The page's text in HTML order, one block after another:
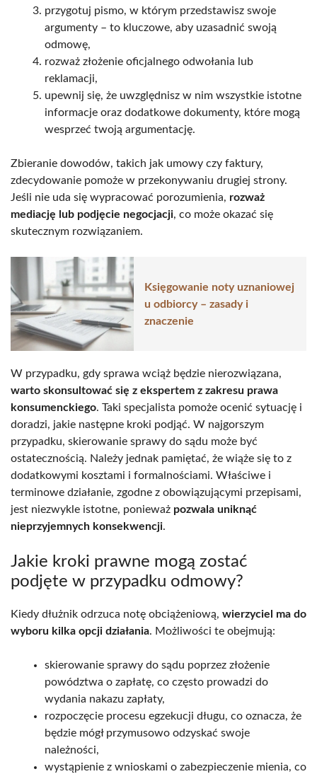
przygotuj pismo, w którym przedstawisz swoje
argumenty – to kluczowe, aby uzasadnić swoją
odmowę,
rozważ złożenie oficjalnego odwołania lub
reklamacji,
upewnij się, że uwzględnisz w nim wszystkie istotne
informacje oraz dodatkowe dokumenty, które mogą
wesprzeć twoją argumentację.
Zbieranie dowodów, takich jak umowy czy faktury,
zdecydowanie pomoże w przekonywaniu drugiej strony.
Jeśli nie uda się wypracować porozumienia, rozważ
mediację lub podjęcie negocjacji, co może okazać się
skutecznym rozwiązaniem.
Księgowanie noty uznaniowej
u odbiorcy – zasady i
znaczenie
W przypadku, gdy sprawa wciąż będzie nierozwiązana,
warto skonsultować się z ekspertem z zakresu prawa
konsumenckiego. Taki specjalista pomoże ocenić sytuację i
doradzi, jakie następne kroki podjąć. W najgorszym
przypadku, skierowanie sprawy do sądu może być
ostatecznością. Należy jednak pamiętać, że wiąże się to z
dodatkowymi kosztami i formalnościami. Właściwe i
terminowe działanie, zgodne z obowiązującymi przepisami,
jest niezwykle istotne, ponieważ pozwala uniknąć
nieprzyjemnych konsekwencji.
Jakie kroki prawne mogą zostać
podjęte w przypadku odmowy?
Kiedy dłużnik odrzuca notę obciążeniową, wierzyciel ma do
wyboru kilka opcji działania. Możliwości te obejmują:
skierowanie sprawy do sądu poprzez złożenie
powództwa o zapłatę, co często prowadzi do
wydania nakazu zapłaty,
rozpoczęcie procesu egzekucji długu, co oznacza, że
będzie mógł przymusowo odzyskać swoje
należności,
wystąpienie z wnioskami o zabezpieczenie mienia, co